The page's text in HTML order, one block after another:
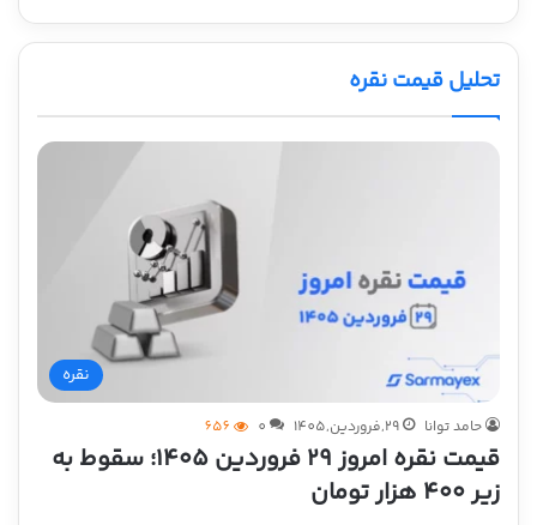
تحلیل قیمت نقره
نقره
حامد توانا 29,فروردین,1405 0
656
قیمت نقره امروز ۲۹ فروردین ۱۴۰۵؛ سقوط به
زیر ۴۰۰ هزار تومان